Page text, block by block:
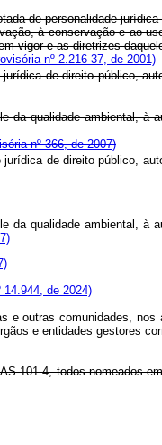
de personalidade
à conservação e ao
vigor e as diretrizes
nº 2.216-37, de 2001)
de direito público,
da qualidade ambiental, à
nº 366, de 2007)
de direito público,
da qualidade ambiental, à
14.944, de 2024)
e outras comunidades,
e entidades gestores
101.4, todos nomeados